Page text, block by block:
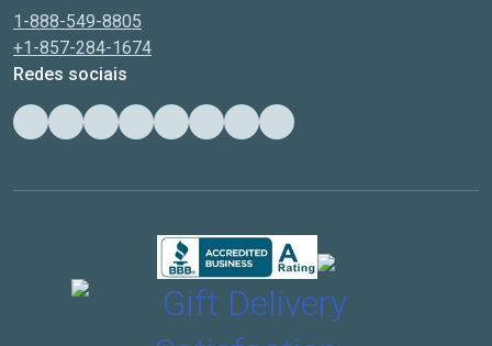
1-888-549-8805
+1-857-284-1674
Redes sociais